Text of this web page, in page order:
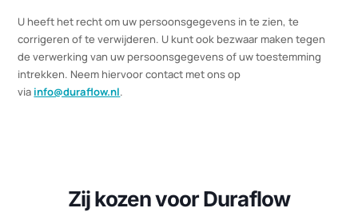
Wij nemen passende technische en organisatorische
maatregelen om uw persoonsgegevens te beschermen tegen
verlies, diefstal en ongeautoriseerde toegang.
intrekken. Neem hiervoor contact met ons op